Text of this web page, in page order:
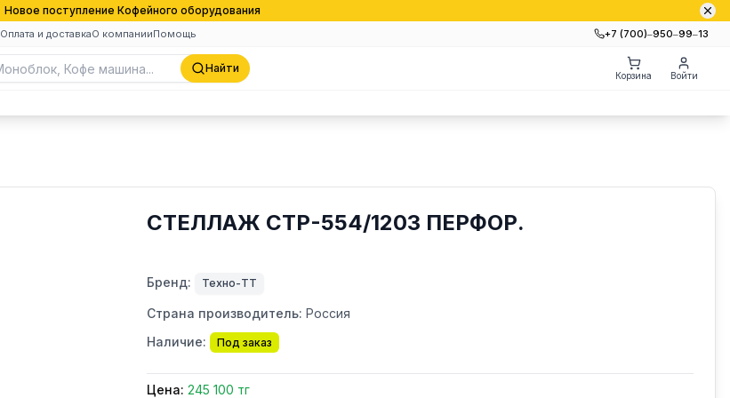
Новое поступление Кофейного оборудования
Оплата и доставкаО компанииПомощь +7 (700)‒950‒99‒13
Найти
Корзина Войти
СТЕЛЛАЖ СТР-554/1203 ПЕРФОР.
Бренд: Техно-ТТ
Страна производитель: Россия
Наличие:
Под заказ
Цена: 245 100 тг